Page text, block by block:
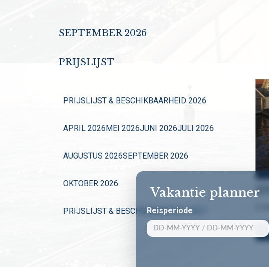
SEPTEMBER 2026
PRIJSLIJST
PRIJSLIJST & BESCHIKBAARHEID 2026
APRIL 2026MEI 2026JUNI 2026JULI 2026
AUGUSTUS 2026SEPTEMBER 2026
OKTOBER 2026
PRIJSLIJST & BESCHIKBAARHEID 2027 3
Vakantie planner
Reisperiode